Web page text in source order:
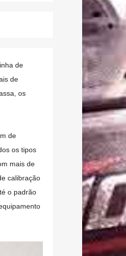
de
de
os
de
os tipos
mais de
calibração
o padrão